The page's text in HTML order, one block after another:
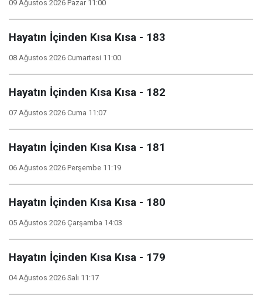
09 Ağustos 2026 Pazar 11:00
Hayatın İçinden Kısa Kısa - 183
08 Ağustos 2026 Cumartesi 11:00
Hayatın İçinden Kısa Kısa - 182
07 Ağustos 2026 Cuma 11:07
Hayatın İçinden Kısa Kısa - 181
06 Ağustos 2026 Perşembe 11:19
Hayatın İçinden Kısa Kısa - 180
05 Ağustos 2026 Çarşamba 14:03
Hayatın İçinden Kısa Kısa - 179
04 Ağustos 2026 Salı 11:17